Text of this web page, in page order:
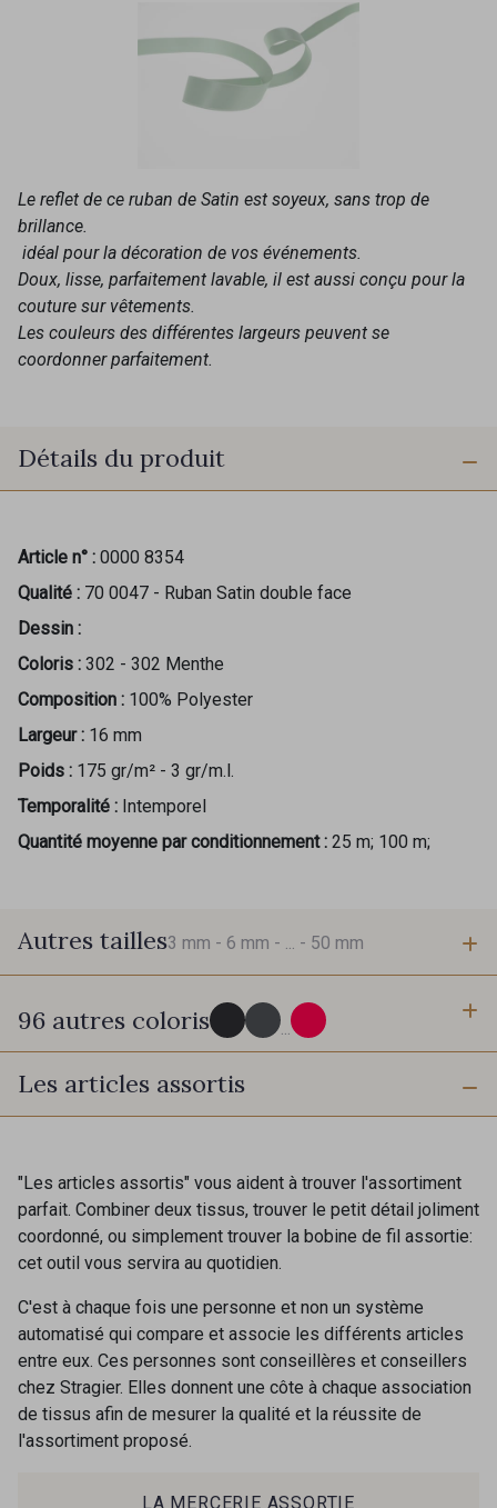
Le reflet de ce ruban de Satin est soyeux, sans trop de
brillance.
idéal pour la décoration de vos événements.
Doux, lisse, parfaitement lavable, il est aussi conçu pour la
couture sur vêtements.
Les couleurs des différentes largeurs peuvent se
coordonner parfaitement.
Détails du produit
Article n° : 0000 8354
Qualité : 70 0047 - Ruban Satin double face
Dessin :
Coloris : 302 - 302 Menthe
Composition : 100% Polyester
Largeur : 16 mm
Poids : 175 gr/m² - 3 gr/m.l.
Temporalité : Intemporel
Quantité moyenne par conditionnement : 25 m; 100 m;
Autres tailles3 mm - 6 mm - ... - 50 mm
3 mm
10 mm
96 autres coloris ...
725 - 725 Noir
30 - 30 Silver 401 - 401 Blanc
405 - 405 Porcelaine
23 - 23 Natural
09 - 09 Crème
Les articles assortis
"Les articles assortis" vous aident à trouver l'assortiment
parfait. Combiner deux tissus, trouver le petit détail joliment
coordonné, ou simplement trouver la bobine de fil assortie:
cet outil vous servira au quotidien.
C'est à chaque fois une personne et non un système
automatisé qui compare et associe les différents articles
entre eux. Ces personnes sont conseillères et conseillers
chez Stragier. Elles donnent une côte à chaque association
de tissus afin de mesurer la qualité et la réussite de
l'assortiment proposé.
LA MERCERIE ASSORTIE